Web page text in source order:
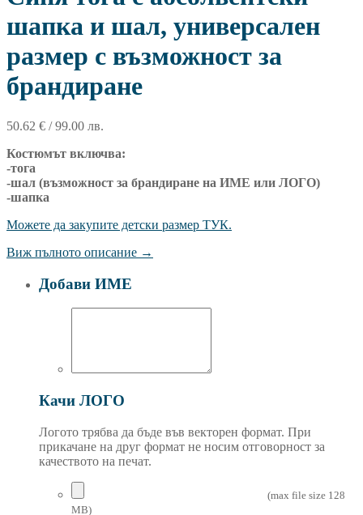
шапка и шал, универсален
размер с възможност за
брандиране
50.62 € / 99.00 лв.
Костюмът включва:
-тога
-шал (възможност за брандиране на ИМЕ или ЛОГО)
-шапка
Можете да закупите детски размер ТУК.
Виж пълното описание →
Добави ИМЕ
Качи ЛОГО
Логото трябва да бъде във векторен формат. При
прикачане на друг формат не носим отговорност за
качеството на печат.
(max file size 128
MB)